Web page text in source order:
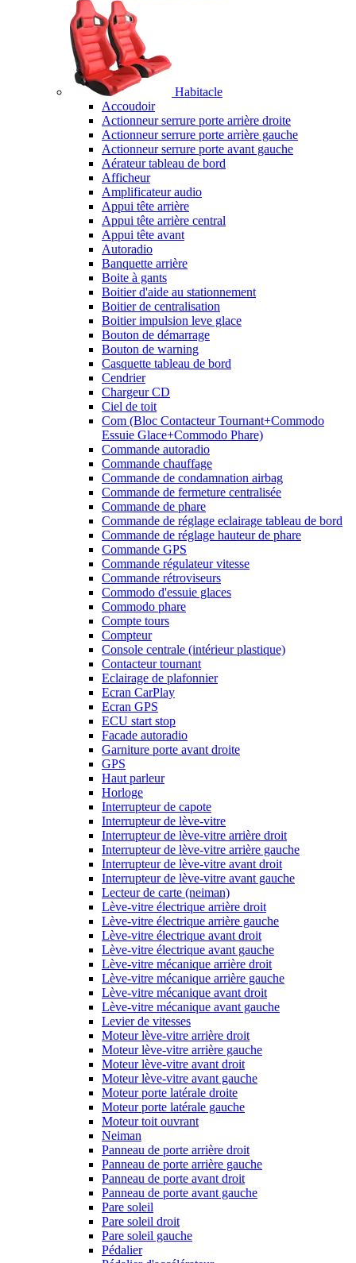
Habitacle
Accoudoir
Actionneur serrure porte arrière droite
Actionneur serrure porte arrière gauche
Actionneur serrure porte avant gauche
Aérateur tableau de bord
Afficheur
Amplificateur audio
Appui tête arrière
Appui tête arrière central
Appui tête avant
Autoradio
Banquette arrière
Boite à gants
Boitier d'aide au stationnement
Boitier de centralisation
Boitier impulsion leve glace
Bouton de démarrage
Bouton de warning
Casquette tableau de bord
Cendrier
Chargeur CD
Ciel de toit
Com (Bloc Contacteur Tournant+Commodo
Essuie Glace+Commodo Phare)
Commande autoradio
Commande chauffage
Commande de condamnation airbag
Commande de fermeture centralisée
Commande de phare
Commande de réglage eclairage tableau de bord
Commande de réglage hauteur de phare
Commande GPS
Commande régulateur vitesse
Commande rétroviseurs
Commodo d'essuie glaces
Commodo phare
Compte tours
Compteur
Console centrale (intérieur plastique)
Contacteur tournant
Eclairage de plafonnier
Ecran CarPlay
Ecran GPS
ECU start stop
Facade autoradio
Garniture porte avant droite
GPS
Haut parleur
Horloge
Interrupteur de capote
Interrupteur de lève-vitre
Interrupteur de lève-vitre arrière droit
Interrupteur de lève-vitre arrière gauche
Interrupteur de lève-vitre avant droit
Interrupteur de lève-vitre avant gauche
Lecteur de carte (neiman)
Lève-vitre électrique arrière droit
Lève-vitre électrique arrière gauche
Lève-vitre électrique avant droit
Lève-vitre électrique avant gauche
Lève-vitre mécanique arrière droit
Lève-vitre mécanique arrière gauche
Lève-vitre mécanique avant droit
Lève-vitre mécanique avant gauche
Levier de vitesses
Moteur lève-vitre arrière droit
Moteur lève-vitre arrière gauche
Moteur lève-vitre avant droit
Moteur lève-vitre avant gauche
Moteur porte latérale droite
Moteur porte latérale gauche
Moteur toit ouvrant
Neiman
Panneau de porte arrière droit
Panneau de porte arrière gauche
Panneau de porte avant droit
Panneau de porte avant gauche
Pare soleil
Pare soleil droit
Pare soleil gauche
Pédalier